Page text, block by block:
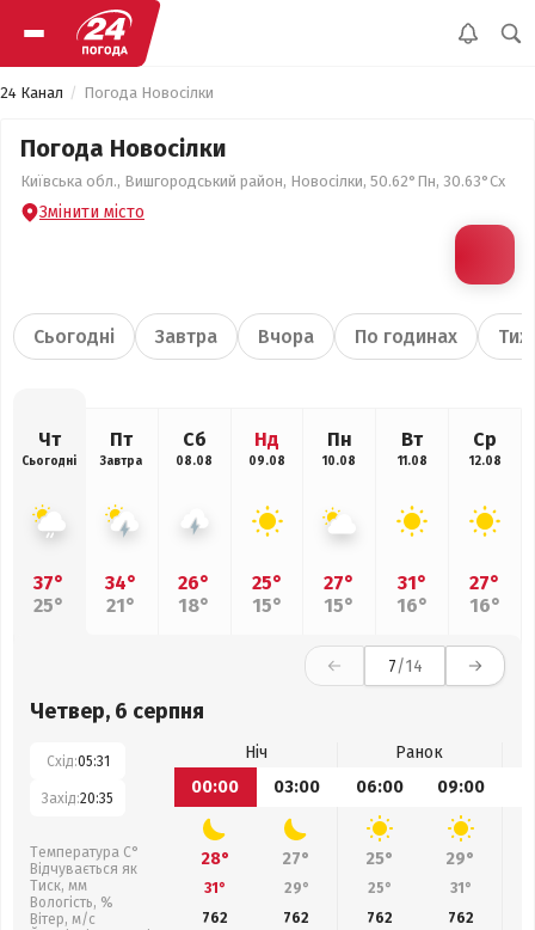
24 Канал Погода Новосілки
Погода Новосілки
Київська обл., Вишгородський район, Новосілки, 50.62°Пн, 30.63°Сх
Змінити місто
Сьогодні Завтра Вчора По годинах
Чт
Сьогодні
37°
25°
Пт
Завтра
34°
21°
Сб
08.08
26°
18°
Нд
09.08
25°
15°
Пн
10.08
27°
15°
Вт
11.08
31°
16°
Ср
12.08
27°
16°
7/14
Четвер, 6 серпня
Схід:05:31
Захід:20:35
Температура С°
Відчувається як
Тиск, мм
Вологість, %
Вітер, м/с
Ніч
Ранок
00:00
03:00 06:00 09:00
28° 27° 25° 29°
31° 29° 25° 31°
762
762 762 762